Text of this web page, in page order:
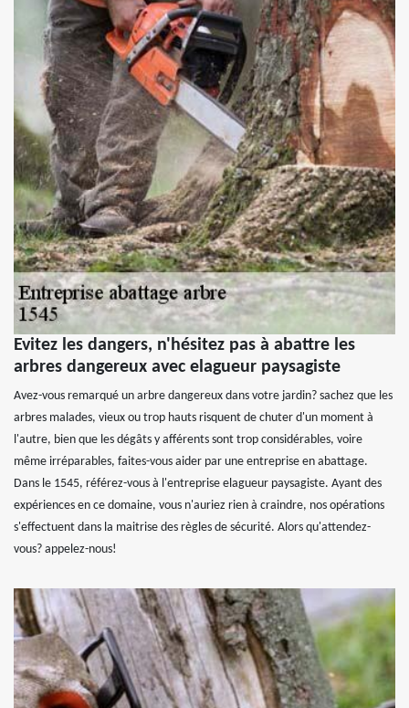
Evitez les dangers, n'hésitez pas à abattre les
arbres dangereux avec elagueur paysagiste
Avez-vous remarqué un arbre dangereux dans votre jardin? sachez que les
arbres malades, vieux ou trop hauts risquent de chuter d'un moment à
l'autre, bien que les dégâts y afférents sont trop considérables, voire
même irréparables, faites-vous aider par une entreprise en abattage.
Dans le 1545, référez-vous à l'entreprise elagueur paysagiste. Ayant des
expériences en ce domaine, vous n'auriez rien à craindre, nos opérations
s'effectuent dans la maitrise des règles de sécurité. Alors qu'attendez-
vous? appelez-nous!